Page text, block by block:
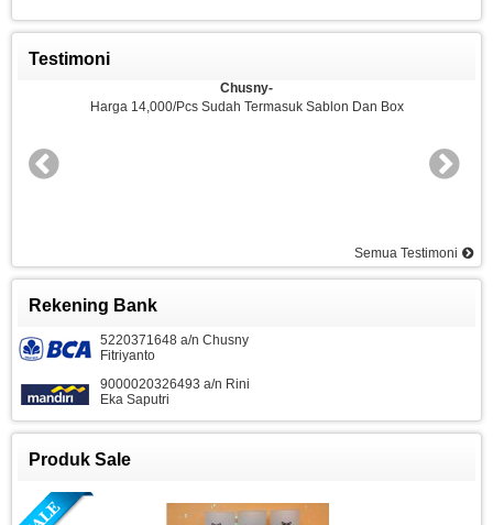
Testimoni
Sjamsul Hidayat-Gresik
Mau Pesan Mug Sablon, Dalam Warna Korea. 200 Pc Harga Berapa ?
Semua Testimoni
Rekening Bank
5220371648 a/n Chusny
Fitriyanto
9000020326493 a/n Rini
Eka Saputri
Produk Sale